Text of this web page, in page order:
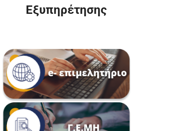
Εξυπηρέτησης